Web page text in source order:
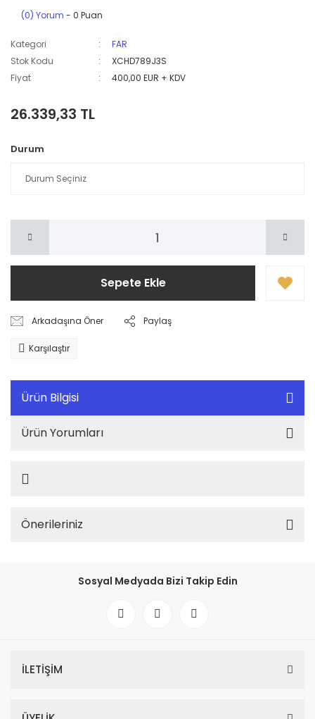
(0) Yorum - 0 Puan
Kategori
FAR
Stok Kodu
XCHD789J3S
Fiyat
400,00 EUR + KDV
26.339,33 TL
Durum
Sepete Ekle
Arkadaşına Öner Paylaş
Karşılaştır
Ürün Bilgisi
Ürün Yorumları
Önerileriniz
Sosyal Medyada Bizi Takip Edin
İLETİŞİM